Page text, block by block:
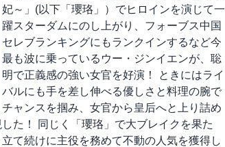
妃～」(以下「瓔珞」）でヒロインを演じて一
躍スターダムにのし上がり、フォーブス中国
セレブランキングにもランクインするなど今
最も波に乗っているウー・ジンイエンが、聡
明で正義感の強い女官を好演！ ときにはライ
バルにも手を差し伸べる優しさと料理の腕で
チャンスを掴み、女官から皇后へと上り詰め
た！ 同じく「瓔珞」で大ブレイクを果た
て続けに主役を務めて不動の人気を獲得し